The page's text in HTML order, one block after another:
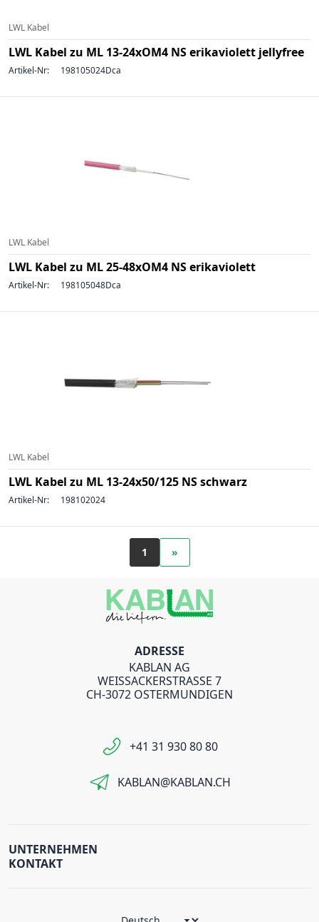
LWL Kabel
LWL Kabel zu ML 13-24xOM4 NS erikaviolett jellyfree
Artikel-Nr: 198105024Dca
LWL Kabel
LWL Kabel zu ML 25-48xOM4 NS erikaviolett
Artikel-Nr: 198105048Dca
LWL Kabel
LWL Kabel zu ML 13-24x50/125 NS schwarz
Artikel-Nr: 198102024
1 »
ADRESSE
KABLAN AG
WEISSACKERSTRASSE 7
CH-3072 OSTERMUNDIGEN
+41 31 930 80 80
KABLAN@KABLAN.CH
UNTERNEHMEN
KONTAKT